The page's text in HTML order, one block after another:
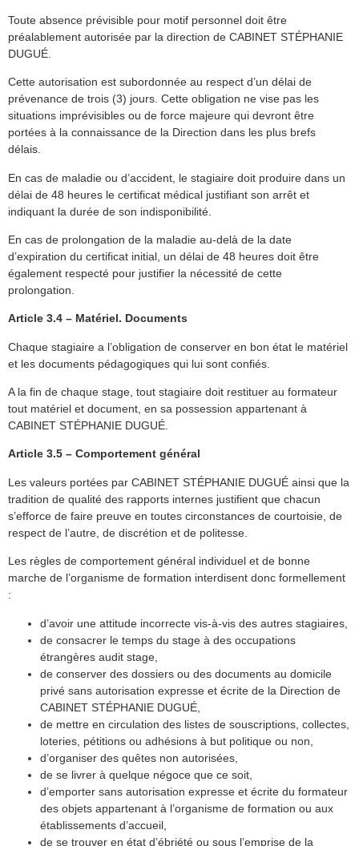
Toute absence prévisible pour motif personnel doit être
préalablement autorisée par la direction de CABINET STÉPHANIE
DUGUÉ.
Cette autorisation est subordonnée au respect d’un délai de
prévenance de trois (3) jours. Cette obligation ne vise pas les
situations imprévisibles ou de force majeure qui devront être
portées à la connaissance de la Direction dans les plus brefs
délais.
En cas de maladie ou d’accident, le stagiaire doit produire dans un
délai de 48 heures le certificat médical justifiant son arrêt et
indiquant la durée de son indisponibilité.
En cas de prolongation de la maladie au-delà de la date
d’expiration du certificat initial, un délai de 48 heures doit être
également respecté pour justifier la nécessité de cette
prolongation.
Article 3.4 – Matériel. Documents
Chaque stagiaire a l’obligation de conserver en bon état le matériel
et les documents pédagogiques qui lui sont confiés.
A la fin de chaque stage, tout stagiaire doit restituer au formateur
tout matériel et document, en sa possession appartenant à
CABINET STÉPHANIE DUGUÉ.
Article 3.5 – Comportement général
Les valeurs portées par CABINET STÉPHANIE DUGUÉ ainsi que la
tradition de qualité des rapports internes justifient que chacun
s’efforce de faire preuve en toutes circonstances de courtoisie, de
respect de l’autre, de discrétion et de politesse.
Les règles de comportement général individuel et de bonne
marche de l’organisme de formation interdisent donc formellement
:
d’avoir une attitude incorrecte vis-à-vis des autres stagiaires,
de consacrer le temps du stage à des occupations
étrangères audit stage,
de conserver des dossiers ou des documents au domicile
privé sans autorisation expresse et écrite de la Direction de
CABINET STÉPHANIE DUGUÉ,
de mettre en circulation des listes de souscriptions, collectes,
loteries, pétitions ou adhésions à but politique ou non,
d’organiser des quêtes non autorisées,
de se livrer à quelque négoce que ce soit,
d’emporter sans autorisation expresse et écrite du formateur
des objets appartenant à l’organisme de formation ou aux
établissements d’accueil,
de se trouver en état d’ébriété ou sous l’emprise de la